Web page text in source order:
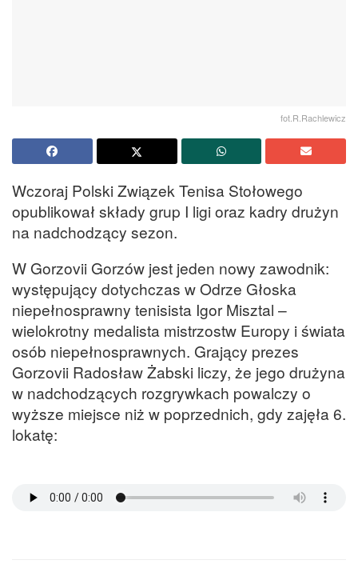
fot.R.Rachlewicz
Wczoraj Polski Związek Tenisa Stołowego
opublikował składy grup I ligi oraz kadry drużyn
na nadchodzący sezon.
W Gorzovii Gorzów jest jeden nowy zawodnik:
występujący dotychczas w Odrze Głoska
niepełnosprawny tenisista Igor Misztal –
wielokrotny medalista mistrzostw Europy i świata
osób niepełnosprawnych. Grający prezes
Gorzovii Radosław Żabski liczy, że jego drużyna
w nadchodzących rozgrywkach powalczy o
wyższe miejsce niż w poprzednich, gdy zajęła 6.
lokatę: